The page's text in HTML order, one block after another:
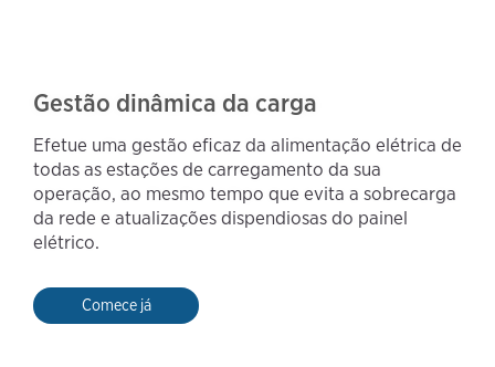
Gestão dinâmica da carga
Efetue uma gestão eficaz da alimentação elétrica de
todas as estações de carregamento da sua
operação, ao mesmo tempo que evita a sobrecarga
da rede e atualizações dispendiosas do painel
elétrico.
Comece já